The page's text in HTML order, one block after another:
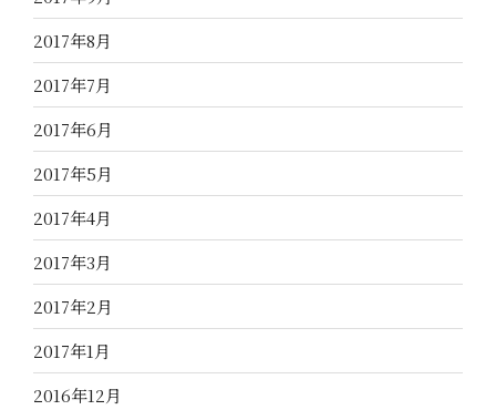
2017年8月
2017年7月
2017年6月
2017年5月
2017年4月
2017年3月
2017年2月
2017年1月
2016年12月